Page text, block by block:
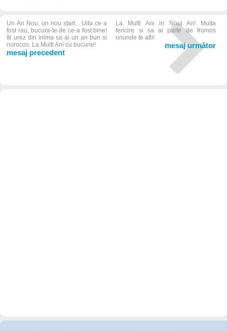
Un An Nou, un nou start... Uita ce a
fost rau, bucura-te de ce-a fost bine!
Iti urez din inima sa ai un an bun si
norocos. La Multi Ani cu bucurie!
mesaj precedent
La Multi Ani in Noul An! Multa
fericire si sa ai parte de frumos
oriunde te afli!
mesaj următor